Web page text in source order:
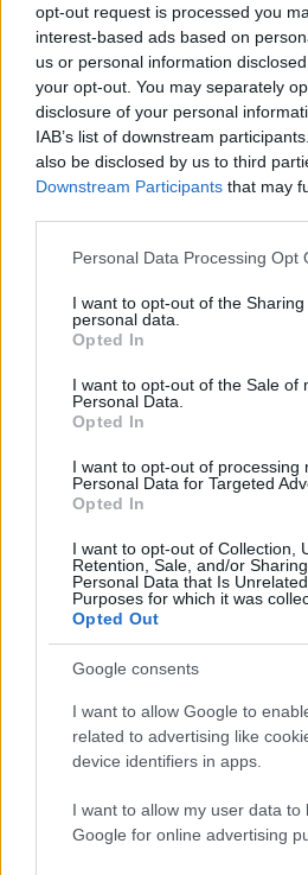
opt-out request is processed you
interest-based ads based on
us or personal information
your opt-out. You may separately
disclosure of your personal
IAB’s list of downstream
also be disclosed by us to third
Downstream Participants that may
Please note that this website/app
not limited to your visit or usage
grant or deny consent to Google
use your data for below specified
consent section.
Personal Data Processing Opt
I want to opt-out of the
personal data.
Opted In
I want to opt-out of the Sale of
Personal Data.
Opted In
I want to opt-out of processing
Personal Data for Targeted
Opted In
I want to opt-out of Collection,
Retention, Sale, and/or
Personal Data that Is
Purposes for which it was
Opted Out
Google consents
I want to allow Google to
related to advertising like
device identifiers in apps.
I want to allow my user data to
Google for online advertising
Kvartett (forrás: akamara.ro)
készült,Kvartettcímű darab
gyergyószentmiklósi IX.
Kollokviumon Merteuil
pedig a pitesti Nemzetközi
Stúdiószínházi Fesztiválon a
Nagybányán június 3. és 9.
színházak mellett
japán társulatokat, illetve
közönség és a színházi
Kamaraszínház harmadik
nagybányai fesztiválon. Tavaly
meghívottként az ATELIER-
szerepelt és két díjjal tért
alakítás díjátHarsányi Attila
tízparancsolatáért, a legjobb
Lovas Zoltán , aCselédek